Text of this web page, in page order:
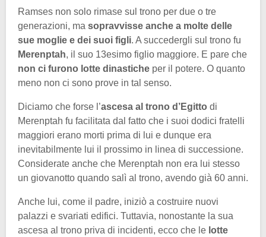
Ramses non solo rimase sul trono per due o tre
generazioni, ma sopravvisse anche a molte delle
sue moglie e dei suoi figli. A succedergli sul trono fu
Merenptah, il suo 13esimo figlio maggiore. E pare che
non ci furono lotte dinastiche per il potere. O quanto
meno non ci sono prove in tal senso.
Diciamo che forse l’ascesa al trono d’Egitto di
Merenptah fu facilitata dal fatto che i suoi dodici fratelli
maggiori erano morti prima di lui e dunque era
inevitabilmente lui il prossimo in linea di successione.
Considerate anche che Merenptah non era lui stesso
un giovanotto quando salì al trono, avendo già 60 anni.
Anche lui, come il padre, iniziò a costruire nuovi
palazzi e svariati edifici. Tuttavia, nonostante la sua
ascesa al trono priva di incidenti, ecco che le lotte